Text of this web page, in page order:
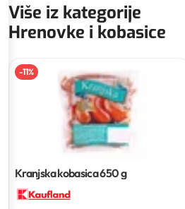
Više iz kategorije
Hrenovke i kobasice
-11%
Kranjska kobasica650 g